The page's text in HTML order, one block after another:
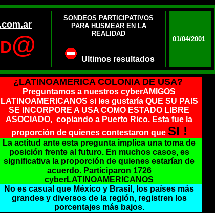
D@
SONDEOS PARTICIPATIVOS
PARA HUSMEAR EN LA
REALIDAD
Ultimos resultados
01/04/2001
¿LATINOAMERICA COLONIA DE USA?
Preguntamos a nuestros cyberAMIGOS
LATINOAMERICANOS si les gustaría QUE SU PAIS
SE INCORPORE A USA COMO ESTADO LIBRE
ASOCIADO, copiando a Puerto Rico. Esta fue la
proporción de quienes contestaron que SI !
La actitud ante esta pregunta implica una toma de
posición frente al futuro. En muchos casos, es
significativa la proporción de quienes estarían de
acuerdo. Participaron 1726
cyberLATINOAMERICANOS
No es casual que México y Brasil, los países más
grandes y diversos de la región, registren los
porcentajes más bajos.